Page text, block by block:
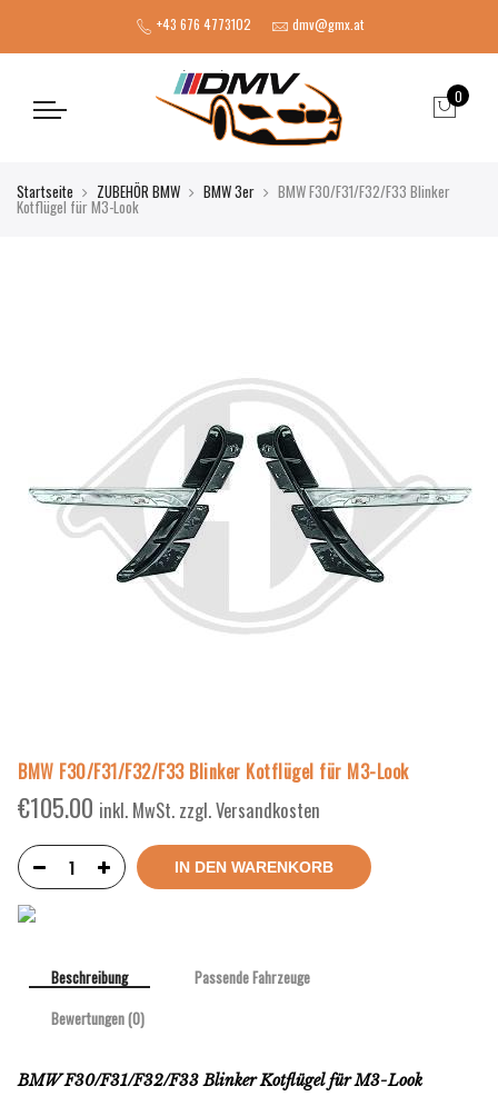
+43 676 4773102 dmv@gmx.at
0
Startseite ZUBEHÖR BMW BMW 3er BMW F30/F31/F32/F33 Blinker
Kotflügel für M3-Look
BMW F30/F31/F32/F33 Blinker Kotflügel für M3-Look
€105.00 inkl. MwSt. zzgl. Versandkosten
IN DEN WARENKORB
Beschreibung
Passende Fahrzeuge
Bewertungen (0)
BMW F30/F31/F32/F33 Blinker Kotflügel für M3-Look